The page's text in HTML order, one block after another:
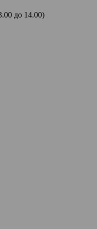
до 14.00)